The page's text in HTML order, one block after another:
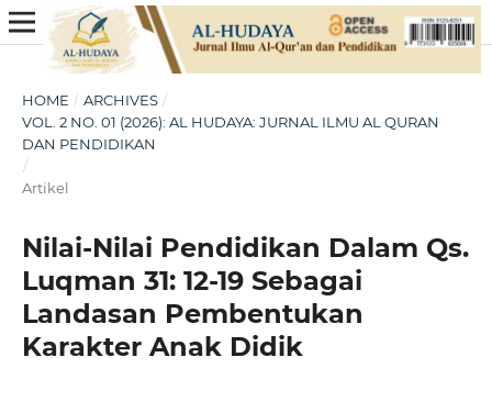
HOME / ARCHIVES /
VOL. 2 NO. 01 (2026): AL HUDAYA: JURNAL ILMU AL QURAN
DAN PENDIDIKAN
/
Artikel
Nilai-Nilai Pendidikan Dalam Qs.
Luqman 31: 12-19 Sebagai
Landasan Pembentukan
Karakter Anak Didik